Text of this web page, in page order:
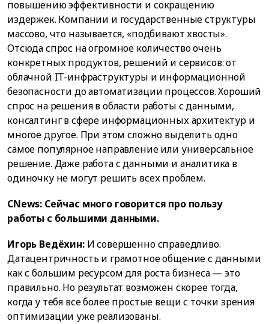
повышению эффективности и сокращению
издержек. Компании и государственные структуры
массово, что называется, «подбивают хвосты».
Отсюда спрос на огромное количество очень
конкретных продуктов, решений и сервисов: от
облачной IT-инфраструктуры и информационной
безопасности до автоматизации процессов. Хороший
спрос на решения в области работы с данными,
консалтинг в сфере информационных архитектур и
многое другое. При этом сложно выделить одно
самое популярное направление или универсальное
решение. Даже работа с данными и аналитика в
одиночку не могут решить всех проблем.
CNews: Сейчас много говорится про пользу
работы с большими данными.
Игорь Ведёхин:И совершенно справедливо.
Датацентричность и грамотное общение с данными
как с большим ресурсом для роста бизнеса — это
правильно. Но результат возможен скорее тогда,
когда у тебя все более простые вещи с точки зрения
оптимизации уже реализованы.